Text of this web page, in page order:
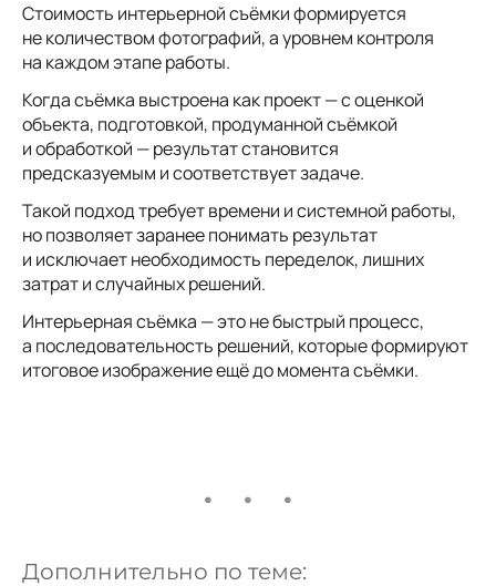
Стоимость интерьерной съёмки формируется
не количеством фотографий, а уровнем контроля
на каждом этапе работы.
Когда съёмка выстроена как проект — с оценкой
объекта, подготовкой, продуманной съёмкой
и обработкой — результат становится
предсказуемым и соответствует задаче.
Такой подход требует времени и системной работы,
но позволяет заранее понимать результат
и исключает необходимость переделок, лишних
затрат и случайных решений.
Интерьерная съёмка — это не быстрый процесс,
а последовательность решений, которые формируют
итоговое изображение ещё до момента съёмки.
Дополнительно по теме: